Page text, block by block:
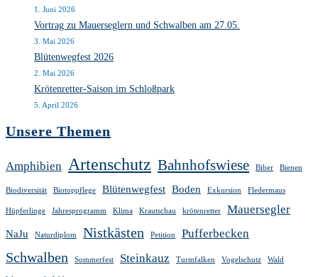
1. Juni 2026
Vortrag zu Mauerseglern und Schwalben am 27.05.
3. Mai 2026
Blütenwegfest 2026
2. Mai 2026
Krötenretter-Saison im Schloßpark
5. April 2026
Unsere Themen
Amphibien Artenschutz Bahnhofswiese Biber Bienen
Biodiversität Biotoppflege Blütenwegfest Boden Exkursion Fledermaus
Hüpferlinge Jahresprogramm Klima Krautschau krötenretter Mauersegler
NaJu Naturdiplom Nistkästen Petition Pufferbecken
Schwalben Sommerfest Steinkauz Turmfalken Vogelschutz Wald